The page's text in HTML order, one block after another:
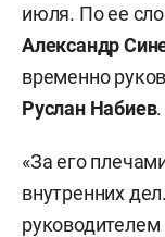
июля. По ее
Александр
временно
Руслан Набиев.
«За его
внутренних
руководителем